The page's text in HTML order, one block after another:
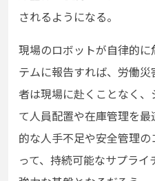
されるようになる。
現場のロボットが自律的
テムに報告すれば、労働
者は現場に赴くことなく
て人員配置や在庫管理を
的な人手不足や安全管理
って、持続可能なサプラ